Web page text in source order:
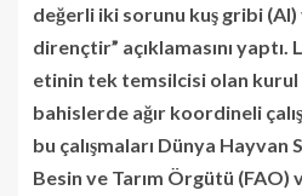
değerli iki sorunu kuş gribi
dirençtir” açıklamasını yaptı.
etinin tek temsilcisi olan kurul
bahislerde ağır koordineli
bu çalışmaları Dünya Hayvan
Besin ve Tarım Örgütü (FAO)